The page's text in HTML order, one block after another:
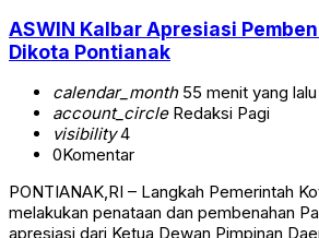
ASWIN Kalbar Apresiasi
Dikota Pontianak
calendar_month55 menit yang lalu
account_circleRedaksi Pagi
visibility4
0Komentar
PONTIANAK,RI – Langkah Pemerintah
melakukan penataan dan pembenahan
apresiasi dari Ketua Dewan Pimpinan